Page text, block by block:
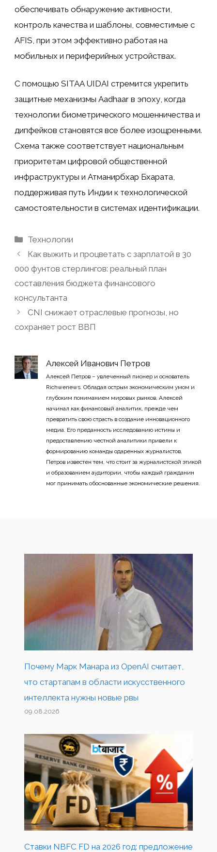
обеспечивать обнаружение активности,
контроль качества и шаблоны, совместимые с
AFIS, при этом эффективно работая на
мобильных и периферийных устройствах.
С помощью SITAA UIDAI стремится укрепить
защитные механизмы Aadhaar в эпоху, когда
технологии биометрического мошенничества и
дипфейков становятся все более изощренными.
Схема также соответствует национальным
приоритетам цифровой общественной
инфраструктуры и Атманирбхар Бхарата,
поддерживая путь Индии к технологической
самостоятельности в системах идентификации.
Рубрики
Технологии
Как выжить и процветать с зарплатой в 30
000 фунтов стерлингов: реальный план
составления бюджета финансового
консультанта
CNI снижает отраслевые прогнозы, но
сохраняет рост ВВП
Алексей Иванович Петров
Алексей Петров – увлеченный пионер и основатель
Richwenews. Обладая острым экономическим умом и
глубоким пониманием мировых рынков, Алексей
начинал как финансовый аналитик, прежде чем
превратить свою страсть в создание инновационного
медиа. Его преданность исследованию истины и
предоставлению честной аналитики привели к
формированию команды одаренных журналистов.
Петров известен тем, что стоит за журналистской этикой
и образованием аудитории, чтобы каждый гражданин
мог принимать обоснованные экономические решения.
Почему Марк Манара из OpenAI считает,
что стартапам в области искусственного
интеллекта нужны новые рвы
09.08.2026
Ставки NBFC FD на 2026 год: предложение